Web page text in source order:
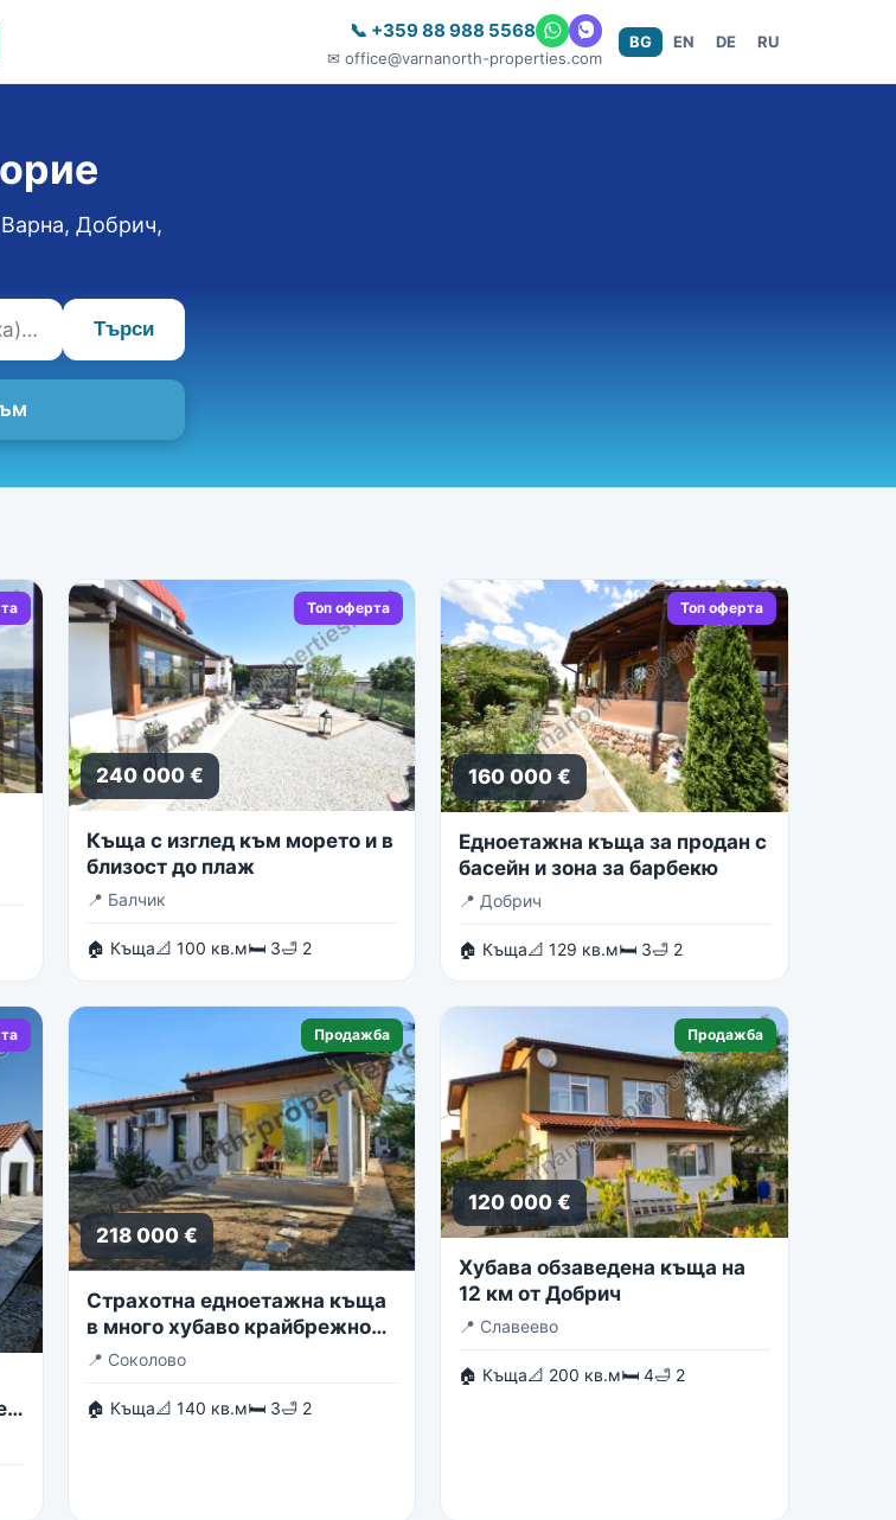
BG EN DE RU
📞 +359 88 988 5568
✉ office@varnanorth-properties.com
Добрич,
Търси
Топ оферта
240 000 €
Къща с изглед към морето и в
близост до плаж
📍 Балчик
🏠 Къща📐 100 кв.м🛏 3🛁 2
Топ оферта
160 000 €
Едноетажна къща за продан с
басейн и зона за барбекю
📍 Добрич
🏠 Къща📐 129 кв.м🛏 3🛁 2
Продажба
218 000 €
Страхотна едноетажна къща
в много хубаво крайбрежно
село
📍 Соколово
🏠 Къща📐 140 кв.м🛏 3🛁 2
Продажба
120 000 €
Хубава обзаведена къща на
12 км от Добрич
📍 Славеево
🏠 Къща📐 200 кв.м🛏 4🛁 2